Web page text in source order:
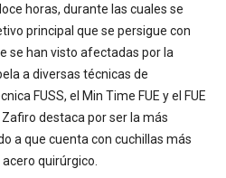
horas, durante las cuales se
principal que se persigue con
se han visto afectadas por la
a diversas técnicas de
FUSS, el Min Time FUE y el FUE
Zafiro destaca por ser la más
a que cuenta con cuchillas más
quirúrgico.